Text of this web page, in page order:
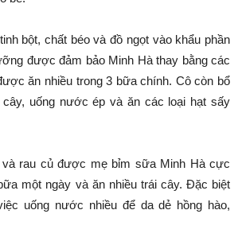
bột, chất béo và đồ ngọt vào khẩu phần
được đảm bảo Minh Hà thay bằng các
ăn nhiều trong 3 bữa chính. Cô còn bổ
cây, uống nước ép và ăn các loại hạt sấy
rau củ được mẹ bỉm sữa Minh Hà cực
một ngày và ăn nhiều trái cây. Đặc biệt
uống nước nhiều để da dẻ hồng hào,